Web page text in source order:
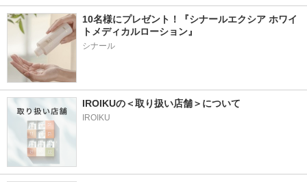
10名様にプレゼント！『シナールエクシア ホワイ
トメディカルローション』
シナール
IROIKUの＜取り扱い店舗＞について
IROIKU